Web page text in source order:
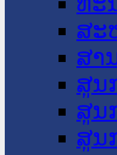
ສະ
ສາ
ສູນ
ສູນ
ສູນ